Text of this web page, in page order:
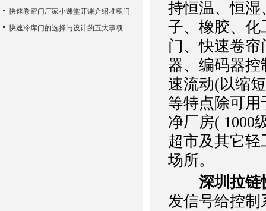
持恒温、恒湿
子、橡胶、化
门、快速卷
器、编码器控
速流动(以缩
等特点除可
净厂房( 1000
超市及其它
场所。
深圳拉链
发信号给控制
快速卷帘门厂家小课堂开课介绍堆积门
快速冷库门的选择与设计的五大事项